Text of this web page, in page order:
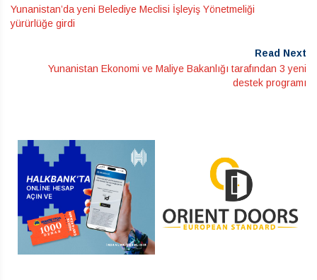
Yunanistan’da yeni Belediye Meclisi İşleyiş Yönetmeliği
yürürlüğe girdi
Read Next
Yunanistan Ekonomi ve Maliye Bakanlığı tarafından 3 yeni
destek programı